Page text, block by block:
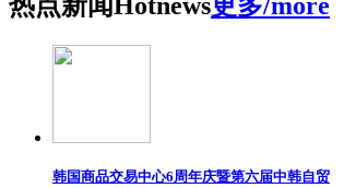
韩国商品交易中心6周年庆暨第六届中韩自贸